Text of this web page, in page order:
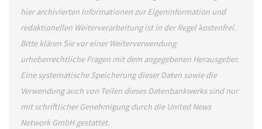
hier archivierten Informationen zur Eigeninformation und
redaktionellen Weiterverarbeitung ist in der Regel kostenfrei.
Bitte klären Sie vor einer Weiterverwendung
urheberrechtliche Fragen mit dem angegebenen Herausgeber.
Eine systematische Speicherung dieser Daten sowie die
Verwendung auch von Teilen dieses Datenbankwerks sind nur
mit schriftlicher Genehmigung durch die United News
Network GmbH gestattet.